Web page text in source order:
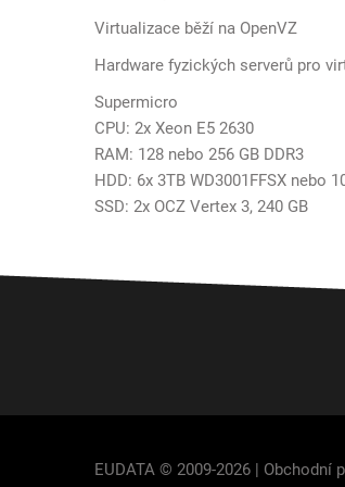
Virtualizace běží na OpenVZ
Hardware fyzických serverů pro
Supermicro
CPU: 2x Xeon E5 2630
RAM: 128 nebo 256 GB DDR3
HDD: 6x 3TB WD3001FFSX nebo
SSD: 2x OCZ Vertex 3, 240 GB
EUDATA © 2009-2026 | Obchodní